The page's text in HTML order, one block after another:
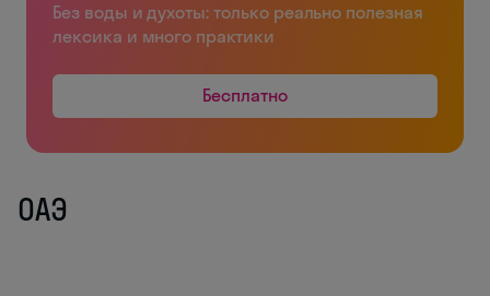
Без воды и духоты: только реально полезная
лексика и много практики
Бесплатно
ОАЭ